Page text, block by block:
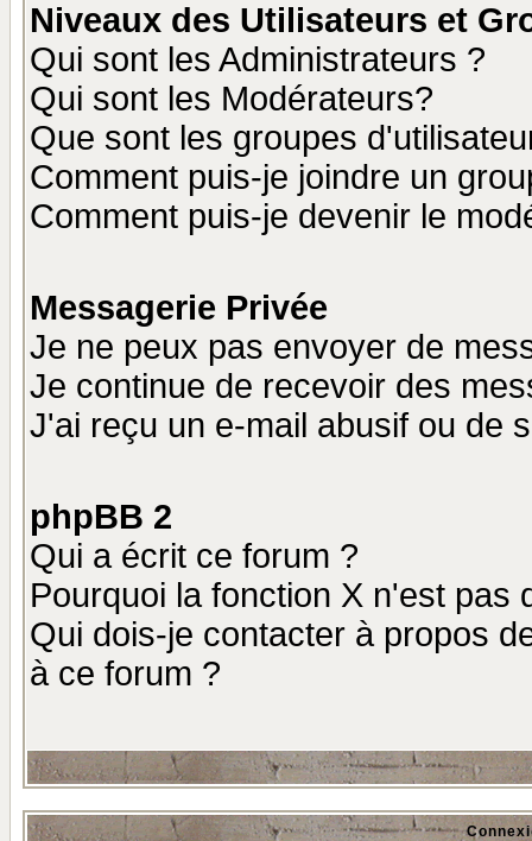
Niveaux des Utilisateurs et
Qui sont les Administrateurs ?
Qui sont les Modérateurs?
Que sont les groupes
Comment puis-je joindre un
Comment puis-je devenir le
Messagerie Privée
Je ne peux pas envoyer de
Je continue de recevoir des
J'ai reçu un e-mail abusif ou de
phpBB 2
Qui a écrit ce forum ?
Pourquoi la fonction X n'est pas
Qui dois-je contacter à propos
à ce forum ?